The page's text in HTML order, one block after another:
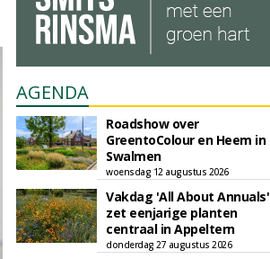
AGENDA
Roadshow over
GreentoColour en Heem in
Swalmen
woensdag 12 augustus 2026
Vakdag 'All About Annuals'
zet eenjarige planten
centraal in Appeltern
donderdag 27 augustus 2026